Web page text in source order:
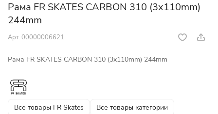
Рама FR SKATES CARBON 310 (3x110mm)
244mm
Арт. 00000006621
Рама FR SKATES CARBON 310 (3x110mm) 244mm
Все товары FR Skates Все товары категории